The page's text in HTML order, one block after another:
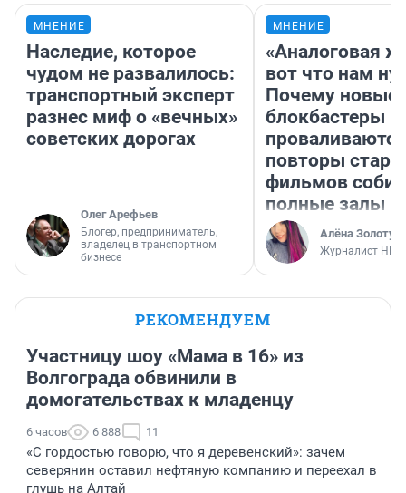
МНЕНИЕ
Наследие, которое
чудом не развалилось:
транспортный эксперт
разнес миф о «вечных»
советских дорогах
Олег Арефьев
Блогер, предприниматель,
владелец в транспортном
бизнесе
МНЕНИЕ
«Аналоговая
вот что нам
Почему новые
блокбастеры
повторы
фильмов
полные залы
Алёна
Журналист НГС
РЕКОМЕНДУЕМ
Участницу шоу «Мама в 16» из
Волгограда обвинили в
домогательствах к младенцу
6 часов 6 888 11
«С гордостью говорю, что я деревенский»: зачем
северянин оставил нефтяную компанию и переехал в
глушь на Алтай